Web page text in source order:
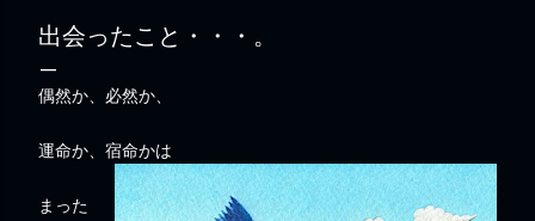
出会ったこと・・・。
偶然か、必然か、
運命か、宿命かは
まった